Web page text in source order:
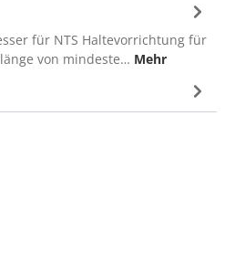
für NTS Haltevorrichtung für
von mindeste… Mehr